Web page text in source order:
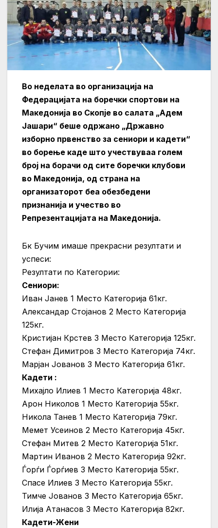
Во неделата во организација на
Федерацијата на боречки спортови на
Македонија во Скопје во салата „Адем
Јашари“ беше одржано „Државно
изборно првенство за сениори и кадети“
во борење каде што учествуваа голем
број на борачи од сите боречки клубови
во Македонија, од страна на
организаторот беа обезбедени
признанија и учество во
Репрезентацијата на Македонија.
Бк Бучим имаше прекрасни резултати и
успеси:
Резултати по Категории:
Сениори:
Иван Јанев 1 Место Категорија 61кг.
Александар Стојанов 2 Место Категорија
125кг.
Кристијан Крстев 3 Место Категорија 125кг.
Стефан Димитров 3 Место Категорија 74кг.
Марјан Јованов 3 Место Категорија 61кг.
Кадети :
Михајло Илиев 1 Место Категорија 48кг.
Арон Николов 1 Место Категорија 55кг.
Никола Танев 1 Место Категорија 79кг.
Мемет Усеинов 2 Место Категорија 45кг.
Стефан Митев 2 Место Категорија 51кг.
Мартин Иванов 2 Место Категорија 92кг.
Ѓорѓи Ѓорѓиев 3 Место Категорија 55кг.
Спасе Илиев 3 Место Категорија 55кг.
Тимче Јованов 3 Место Категорија 65кг.
Илија Атанасов 3 Место Категорија 82кг.
Кадети-Жени